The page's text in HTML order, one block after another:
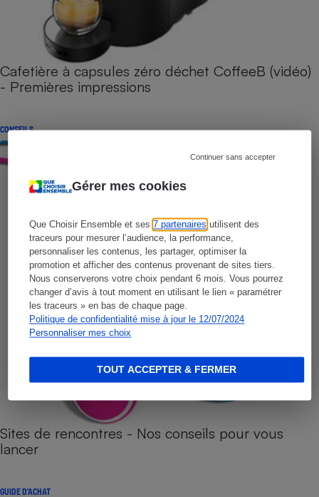
Gérer mes cookies
Que Choisir Ensemble et ses7 partenaires utilisent des
traceurs pour mesurer l’audience, la performance,
personnaliser les contenus, les partager, optimiser la
promotion et afficher des contenus provenant de sites tiers.
Nous conserverons votre choix pendant 6 mois. Vous pourrez
changer d’avis à tout moment en utilisant le lien « paramétrer
les traceurs » en bas de chaque page.
Politique de confidentialité mise à jour le 12/07/2024
Personnaliser mes choix
Continuer sans accepter
TOUT ACCEPTER & FERMER
Cafetière à capsules zéro déchet CoffeeB (vidéo)
- Premières impressions
CONSEILS
Sites de rencontres - Nos conseils pour vous
lancer
GUIDE D'ACHAT